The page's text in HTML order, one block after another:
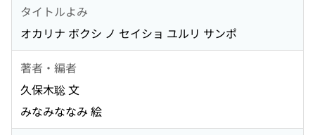
タイトルよみ
オカリナ ボクシ ノ セイショ ユルリ サンポ
著者・編者
久保木聡 文
みなみななみ 絵